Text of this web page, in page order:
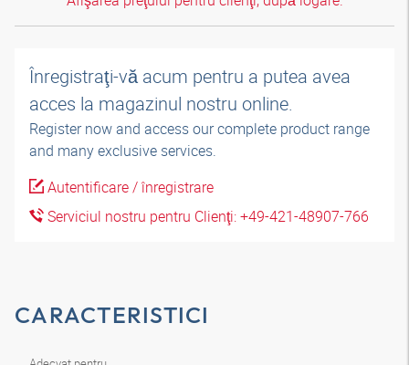
Înregistraţi-vă acum pentru a putea avea
acces la magazinul nostru online.
Register now and access our complete product range
and many exclusive services.
Autentificare / înregistrare
Serviciul nostru pentru Clienţi: +49-421-48907-766
CARACTERISTICI